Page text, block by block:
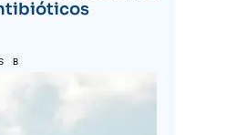
B